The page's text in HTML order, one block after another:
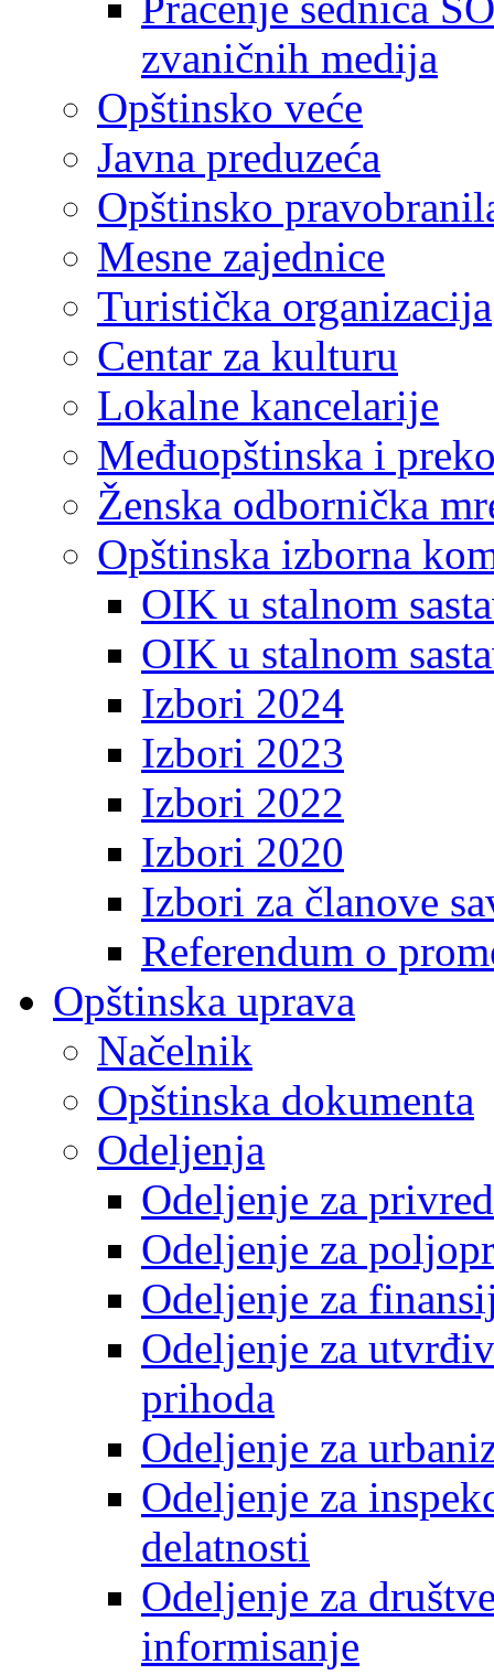
zvaničnih medija
Opštinsko veće
Javna preduzeća
Opštinsko
Mesne zajednice
Turistička organizacija
Centar za kulturu
Lokalne kancelarije
Međuopštinska i
Ženska odbornička
Opštinska izborna
OIK u stalnom
OIK u stalnom
Izbori 2024
Izbori 2023
Izbori 2022
Izbori 2020
Izbori za članove
Referendum o
Opštinska uprava
Načelnik
Opštinska dokumenta
Odeljenja
Odeljenje za
Odeljenje za
Odeljenje za
Odeljenje za
prihoda
Odeljenje za
Odeljenje za
delatnosti
Odeljenje za
informisanje